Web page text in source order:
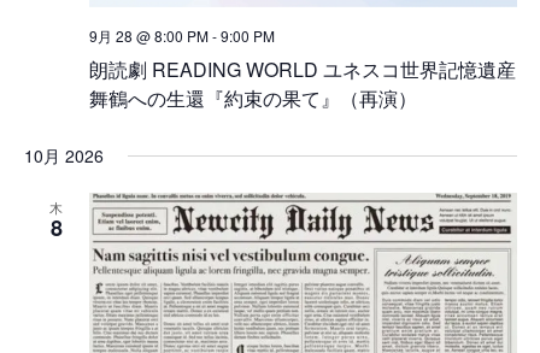
朗読劇 READING WORLD ユネスコ世界記憶遺産
舞鶴への生還『約束の果て』（再演）
9月 28 @ 8:00 PM-9:00 PM
10月 2026
木
8